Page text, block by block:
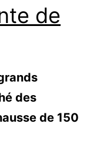
de
des
de 150